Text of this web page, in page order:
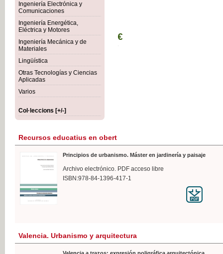
Ingeniería Electrónica y
Comunicaciones
Ingeniería Energética,
Eléctrica y Motores
Ingeniería Mecánica y de
Materiales
Lingüística
Otras Tecnologías y Ciencias
Aplicadas
Varios
Col·leccions [+/-]
Recursos educatius en obert
Principios de urbanismo. Máster en jardinería y paisaje
Archivo electrónico. PDF acceso libre
ISBN:978-84-1396-417-1
Valencia. Urbanismo y arquitectura